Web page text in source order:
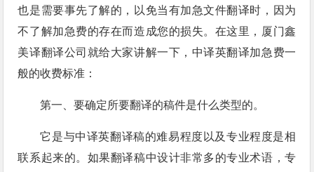
也是需要事先了解的，以免当有加急文件翻译时，因为
不了解加急费的存在而造成您的损失。在这里，厦门鑫
美译翻译公司就给大家讲解一下，中译英翻译加急费一
般的收费标准：
第一、要确定所要翻译的稿件是什么类型的。
它是与中译英翻译稿的难易程度以及专业程度是相
联系起来的。如果翻译稿中设计非常多的专业术语，专